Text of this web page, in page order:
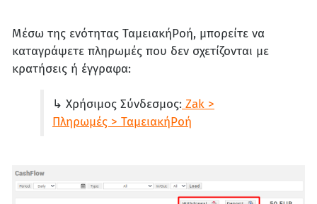
Μέσω της ενότητας ΤαμειακήΡοή, μπορείτε να
καταγράψετε πληρωμές που δεν σχετίζονται με
κρατήσεις ή έγγραφα:
↳ Χρήσιμος Σύνδεσμος: Zak >
Πληρωμές > ΤαμειακήΡοή